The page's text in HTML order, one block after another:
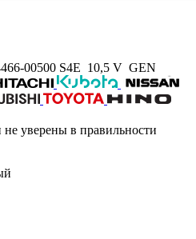
00500 S4E 10,5 V GEN
уверены в правильности